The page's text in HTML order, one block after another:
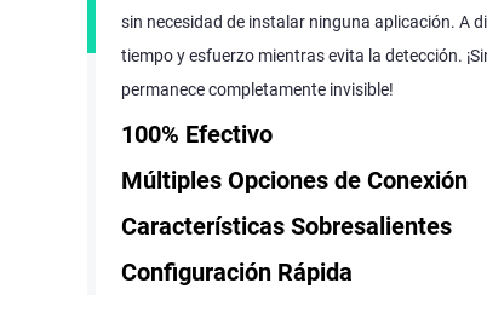
sin necesidad de instalar ninguna aplicación. A
tiempo y esfuerzo mientras evita la detección.
permanece completamente invisible!
100% Efectivo
Múltiples Opciones de Conexión
Características Sobresalientes
Configuración Rápida